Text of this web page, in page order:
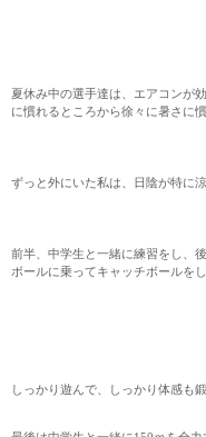
夏休み中の選手達は、エアコンが
に慣れるところから徐々に暑さに
ずっと外にいた私は、日陰が特に
前半、中学生と一緒に練習をし、
ボールに乗ってキャッチボールを
しっかり遊んで、しっかり体感も